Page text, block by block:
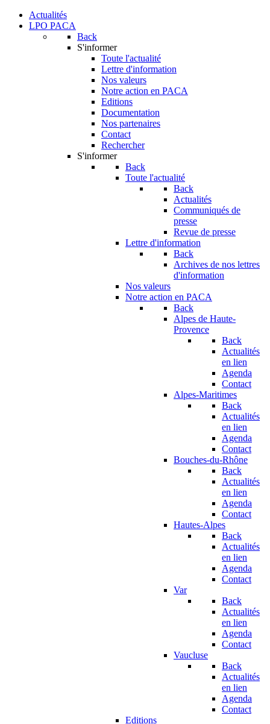
Actualités
LPO PACA
Back
S'informer
Toute l'actualité
Lettre d'information
Nos valeurs
Notre action en PACA
Editions
Documentation
Nos partenaires
Contact
Rechercher
S'informer
Back
Toute l'actualité
Back
Actualités
Communiqués de
presse
Revue de presse
Lettre d'information
Back
Archives de nos lettres
d'information
Nos valeurs
Notre action en PACA
Back
Alpes de Haute-
Provence
Back
Actualités
en lien
Agenda
Contact
Alpes-Maritimes
Back
Actualités
en lien
Agenda
Contact
Bouches-du-Rhône
Back
Actualités
en lien
Agenda
Contact
Hautes-Alpes
Back
Actualités
en lien
Agenda
Contact
Var
Back
Actualités
en lien
Agenda
Contact
Vaucluse
Back
Actualités
en lien
Agenda
Contact
Editions